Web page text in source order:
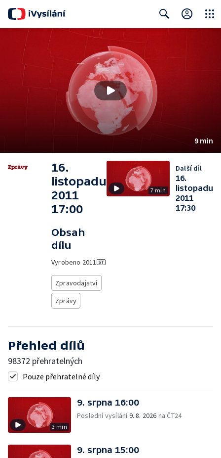
9 min
16.
listopadu
2011
17:00
Obsah
dílu
Vyrobeno 2011
Zpravodajství
Zprávy
7 min
Další díl
16.
listopadu
2011
17:30
Přehled dílů
98372 přehratelných
Pouze přehratelné díly
3 min
9. srpna 16:00
Poslední vysílání9. 8. 2026 na ČT24
9. srpna 15:00